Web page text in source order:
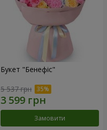
Букет "Бенефіс"
5 537 грн
Замовити